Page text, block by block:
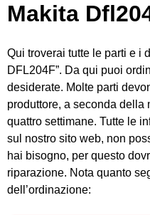
Makita
Qui troverai tutte le parti e i
DFL204F”. Da qui puoi
desiderate. Molte parti
produttore, a seconda della
quattro settimane. Tutte le
sul nostro sito web, non
hai bisogno, per questo
riparazione. Nota quanto
dell’ordinazione: